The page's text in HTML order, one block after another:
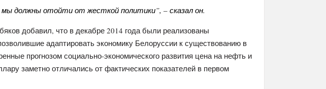
должны отойти от жесткой политики”, – сказал он.
добавил, что в декабре 2014 года были реализованы
адаптировать экономику Белоруссии к существованию в
прогнозом социально-экономического развития цена на нефть и
заметно отличались от фактических показателей в первом